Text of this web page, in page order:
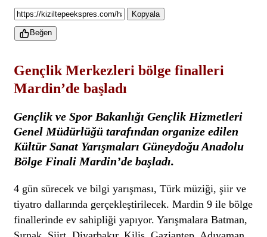
Kopyala
Beğen
Gençlik Merkezleri bölge finalleri
Mardin’de başladı
Gençlik ve Spor Bakanlığı Gençlik Hizmetleri
Genel Müdürlüğü tarafından organize edilen
Kültür Sanat Yarışmaları Güneydoğu Anadolu
Bölge Finali Mardin’de başladı.
4 gün sürecek ve bilgi yarışması, Türk müziği, şiir ve
tiyatro dallarında gerçekleştirilecek. Mardin 9 ile bölge
finallerinde ev sahipliği yapıyor. Yarışmalara Batman,